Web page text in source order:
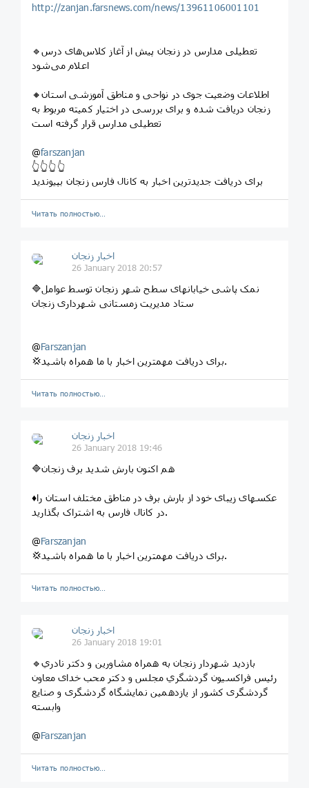
http://zanjan.farsnews.com/news/13961106001101
🔹تعطیلی مدارس در زنجان پیش از آغاز کلاس‌های درس
اعلام می‌شود
🔸اطلاعات وضعیت جوی در نواحی و مناطق آموزشی استان
زنجان دریافت شده و برای بررسی در اختیار کمیته مربوط به
تعطیلی مدارس قرار گرفته است
@farszanjan
👆👆👆👆
برای دریافت جدیدترین اخبار به کانال فارس زنجان بپیوندید
Читать полностью…
اخبار زنجان
26 January 2018 20:57
🔷نمک پاشی خیابانهای سطح شهر زنجان توسط عوامل
ستاد مدیریت زمستانی شهرداری زنجان
@Farszanjan
💢برای دریافت مهمترین اخبار با ما همراه باشید.
Читать полностью…
اخبار زنجان
26 January 2018 19:46
🔷هم اکنون بارش شدید برف زنجان
♦️عکسهای زیبای خود از بارش برف در مناطق مختلف استان را
در کانال فارس به اشتراک بگذارید.
@Farszanjan
💢برای دریافت مهمترین اخبار با ما همراه باشید.
Читать полностью…
اخبار زنجان
26 January 2018 19:01
🔹بازديد شهردار زنجان به همراه مشاورین و دکتر نادري
رئيس فراكسيون گردشگري مجلس و دکتر محب خدای معاون
گردشگری کشور از یازدهمین نمایشگاه گردشگری و صنایع
وابسته
@Farszanjan
Читать полностью…